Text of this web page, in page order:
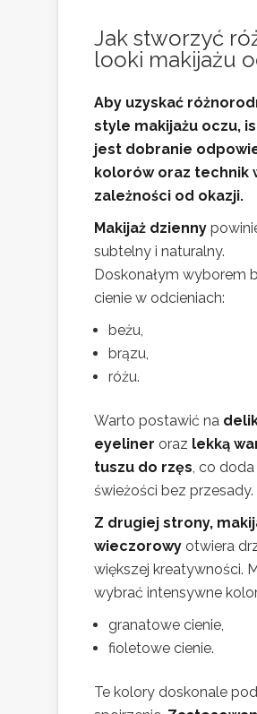
Jak stworzyć
looki makijażu
Aby uzyskać
style makijażu oczu,
jest dobranie
kolorów oraz technik
zależności od okazji.
Makijaż dzienny
subtelny i naturalny.
Doskonałym wyborem
cienie w odcieniach:
beżu,
brązu,
różu.
Warto postawić na
eyeliner oraz lekką
tuszu do rzęs , co doda
świeżości bez przesady.
Z drugiej strony,
wieczorowy otwiera
większej kreatywności.
wybrać intensywne
granatowe cienie,
fioletowe cienie.
Te kolory doskonale